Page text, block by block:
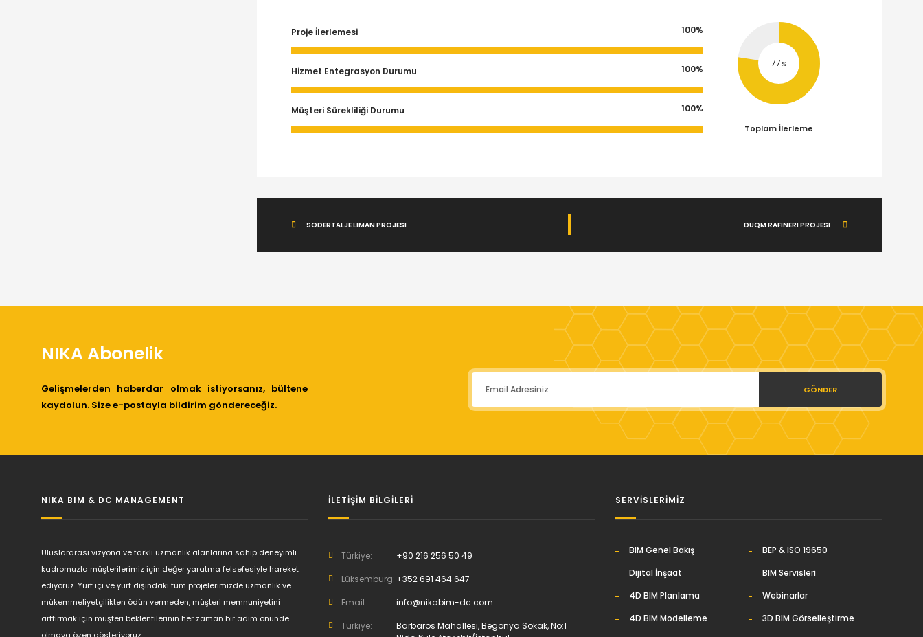
Proje İlerlemesi 100%
Hizmet Entegrasyon Durumu 100%
Müşteri Sürekliliği Durumu 100%
97
Toplam İlerleme
SODERTALJE LIMAN PROJESI DUQM RAFINERI PROJESI
NIKA Abonelik
Gelişmelerden haberdar olmak istiyorsanız, bültene
kaydolun. Size e-postayla bildirim göndereceğiz.
GÖNDER
NIKA BIM & DC MANAGEMENT
Uluslararası vizyona ve farklı uzmanlık alanlarına sahip deneyimli
kadromuzla müşterilerimiz için değer yaratma felsefesiyle hareket
ediyoruz. Yurt içi ve yurt dışındaki tüm projelerimizde uzmanlık ve
mükemmeliyetçilikten ödün vermeden, müşteri memnuniyetini
arttırmak için müşteri beklentilerinin her zaman bir adım önünde
İLETİŞİM BİLGİLERİ
Türkiye:
+90 216 256 50 49
Lüksemburg: +352 691 464 647
Email:
info@nikabim-dc.com
Türkiye:
Barbaros Mahallesi, Begonya Sokak, No:1
SERVİSLERİMİZ
BIM Genel Bakış
BEP & ISO 19650
Dijital İnşaat
BIM Servisleri
4D BIM Planlama
Webinarlar
4D BIM Modelleme
3D BIM Görselleştirme